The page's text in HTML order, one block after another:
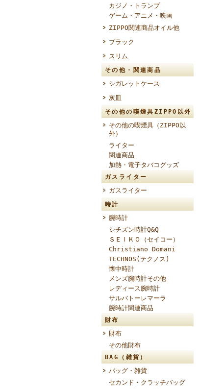
カジノ・トランプ
ゲーム・アニメ・映画
ZIPPO関連商品オイル他
ブラック
スリム
その他・関連商品
シガレットケース
灰皿
その他の喫煙具ZIPPO以外
その他の喫煙具（ZIPPO以
外）
ライター
関連商品
加熱・電子タバコグッズ
ガスライター
ガスライター
時計
腕時計
シチズン時計Q&Q
ＳＥＩＫＯ（セイコー）
Christiano Domani
TECHNOS(テクノス)
懐中時計
メンズ腕時計その他
レディース腕時計
サルバトーレマーラ
腕時計関連商品
財布
財布
その他財布
BAG（雑貨）
バッグ・雑貨
セカンド・クラッチバッグ